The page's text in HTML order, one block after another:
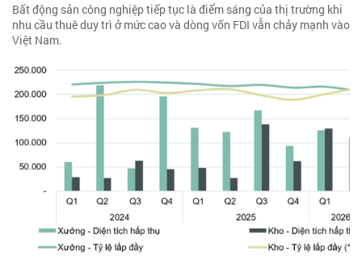
Bất động sản công nghiệp tiếp tục là điểm sáng của thị trường khi
nhu cầu thuê duy trì ở mức cao và dòng vốn FDI vẫn chảy mạnh vào
Việt Nam.